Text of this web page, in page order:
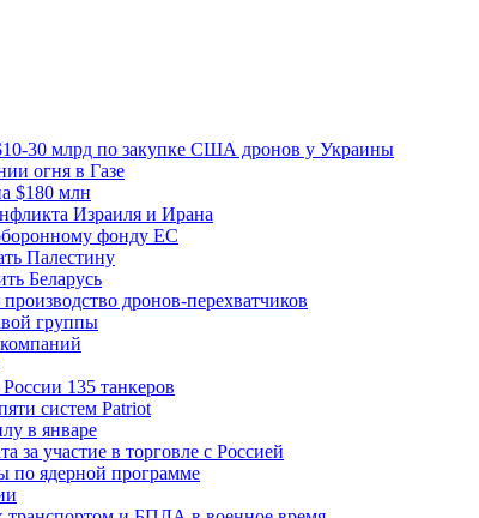
30 млрд по закупке США дронов у Украины
огня в Газе
$180 млн
Израиля и Ирана
фонду ЕС
Палестину
Беларусь
дронов-перехватчиков
группы
135 танкеров
систем Patriot
в январе
за участие в торговле с Россией
по ядерной программе